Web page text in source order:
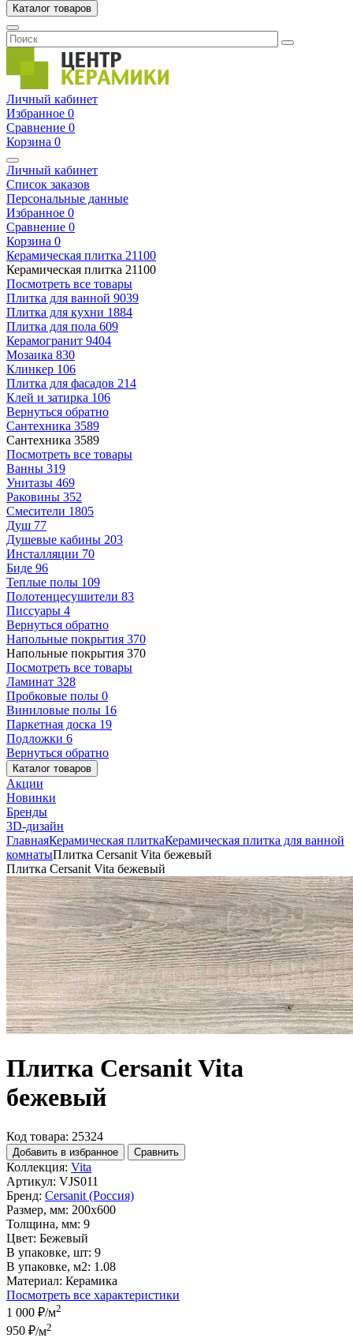
Каталог товаров
Личный кабинет
Избранное 0
Сравнение 0
Корзина 0
Личный кабинет
Список заказов
Персональные данные
Избранное 0
Сравнение 0
Корзина 0
Керамическая плитка 21100
Керамическая плитка 21100
Посмотреть все товары
Плитка для ванной 9039
Плитка для кухни 1884
Плитка для пола 609
Керамогранит 9404
Мозаика 830
Клинкер 106
Плитка для фасадов 214
Клей и затирка 106
Вернуться обратно
Сантехника 3589
Сантехника 3589
Посмотреть все товары
Ванны 319
Унитазы 469
Раковины 352
Смесители 1805
Душ 77
Душевые кабины 203
Инсталляции 70
Биде 96
Теплые полы 109
Полотенцесушители 83
Писсуары 4
Вернуться обратно
Напольные покрытия 370
Напольные покрытия 370
Посмотреть все товары
Ламинат 328
Пробковые полы 0
Виниловые полы 16
Паркетная доска 19
Подложки 6
Вернуться обратно
Каталог товаров
Акции
Новинки
Бренды
3D-дизайн
ГлавнаяКерамическая плиткаКерамическая плитка для ванной
комнатыПлитка Cersanit Vita бежевый
Плитка Cersanit Vita бежевый
Плитка Cersanit Vita
бежевый
Код товара: 25324
Добавить в избранное Сравнить
Коллекция: Vita
Артикул: VJS011
Бренд: Cersanit (Россия)
Размер, мм: 200x600
Толщина, мм: 9
Цвет: Бежевый
В упаковке, шт: 9
В упаковке, м2: 1.08
Материал: Керамика
Посмотреть все характеристики
1 000 ₽/м2
950 ₽/м2